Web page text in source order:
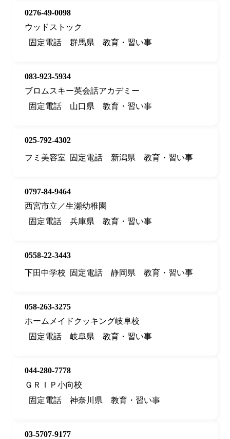
0276-49-0098
ウッドストック
固定電話
群馬県 教育・習い事
083-923-5934
ブロムスキー英会話アカデミー
固定電話
山口県 教育・習い事
025-792-4302
フミ美容室
固定電話 新潟県 教育・習い事
0797-84-9464
西宮市立／生瀬幼稚園
固定電話
兵庫県 教育・習い事
0558-22-3443
下田中学校
固定電話 静岡県 教育・習い事
058-263-3275
ホームメイドクッキング岐阜校
固定電話
岐阜県 教育・習い事
044-280-7778
ＧＲＩＰ小向校
固定電話
神奈川県 教育・習い事
03-5707-9177